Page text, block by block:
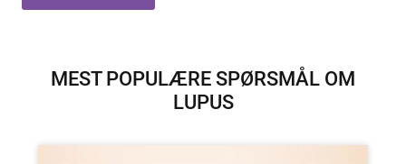
MEST POPULÆRE SPØRSMÅL OM
LUPUS